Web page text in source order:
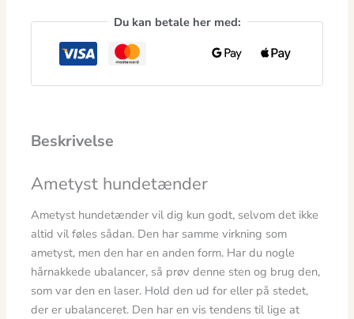
Du kan betale her med:
Beskrivelse
Ametyst hundetænder
Ametyst hundetænder vil dig kun godt, selvom det ikke
altid vil føles sådan. Den har samme virkning som
ametyst, men den har en anden form. Har du nogle
hårnakkede ubalancer, så prøv denne sten og brug den,
som var den en laser. Hold den ud for eller på stedet,
der er ubalanceret. Den har en vis tendens til lige at